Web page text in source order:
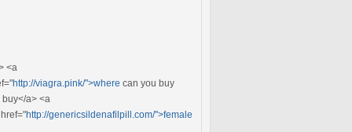
<a
http://viagra.pink/">where can you buy
a> <a
http://genericsildenafilpill.com/">female